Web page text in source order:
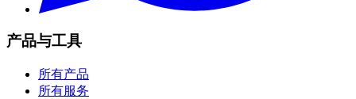
产品与工具
所有产品
所有服务